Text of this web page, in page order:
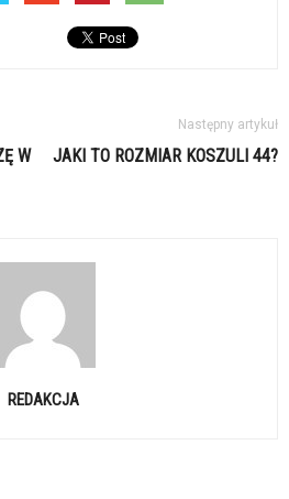
W
Następny artykuł
JAKI TO ROZMIAR KOSZULI 44?
REDAKCJA